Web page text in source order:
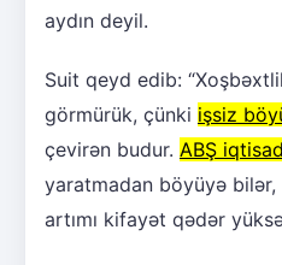
aydın deyil.
Suit qeyd edib:
görmürük, çünki işsiz
çevirən budur. ABŞ
yaratmadan böyüyə bilər,
artımı kifayət qədər